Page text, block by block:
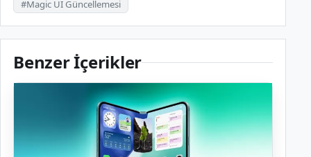
#Magic UI Güncellemesi
Benzer İçerikler